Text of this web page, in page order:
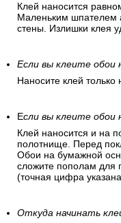
Клей наносится
Маленьким шпателем
стены. Излишки клея
Если вы клеите обои
Наносите клей только
Если вы клеите обои
Клей наносится и на
полотнище. Перед
Обои на бумажной
сложите пополам для
(точная цифра
Откуда начинать